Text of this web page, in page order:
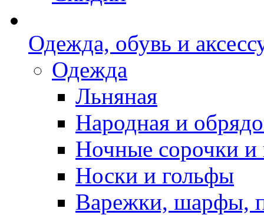
Одежда, обувь и
Одежда
Льняная
Народная и
Ночные сорочки
Носки и гольфы
Варежки, шарфы,